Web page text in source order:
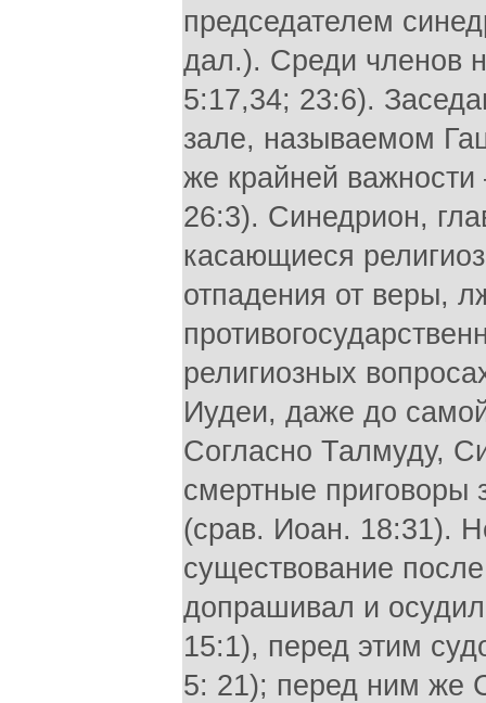
председателем
дал.). Среди членов
5:17,34; 23:6).
зале, называемом
же крайней
26:3). Синедрион,
касающиеся
отпадения от веры,
религиозных
Иудеи, даже до
Согласно Талмуду,
смертные приговоры
(срав. Иоан. 18:31).
существование
допрашивал и
15:1), перед этим
5: 21); перед ним же